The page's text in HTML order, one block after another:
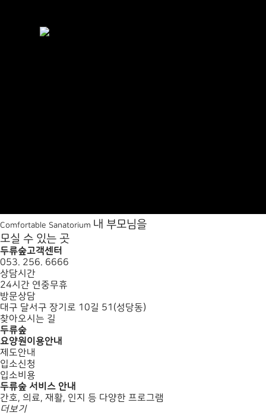
Comfortable Sanatorium 내 부모님을
모실 수 있는 곳
두류숲고객센터
053. 256. 6666
상담시간
24시간 연중무휴
방문상담
대구 달서구 장기로 10길 51(성당동)
찾아오시는 길
두류숲
요양원이용안내
제도안내
입소신청
입소비용
두류숲 서비스 안내
간호, 의료, 재활, 인지 등 다양한 프로그램
더보기